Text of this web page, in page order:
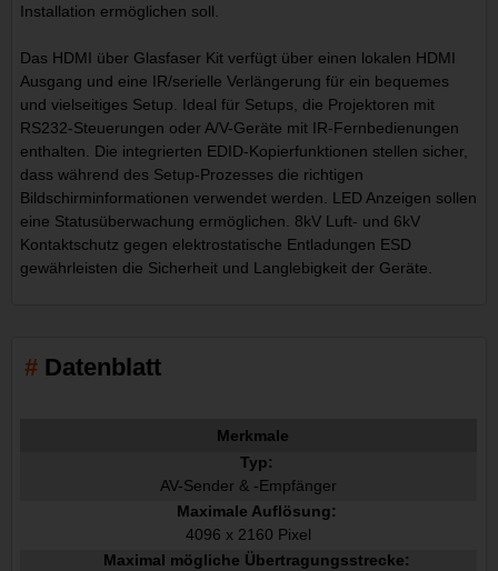
Installation ermöglichen soll.
Das HDMI über Glasfaser Kit verfügt über einen lokalen HDMI
Ausgang und eine IR/serielle Verlängerung für ein bequemes
und vielseitiges Setup. Ideal für Setups, die Projektoren mit
RS232-Steuerungen oder A/V-Geräte mit IR-Fernbedienungen
enthalten. Die integrierten EDID-Kopierfunktionen stellen sicher,
dass während des Setup-Prozesses die richtigen
Bildschirminformationen verwendet werden. LED Anzeigen sollen
eine Statusüberwachung ermöglichen. 8kV Luft- und 6kV
Kontaktschutz gegen elektrostatische Entladungen ESD
gewährleisten die Sicherheit und Langlebigkeit der Geräte.
Datenblatt
Merkmale
Typ:
AV-Sender & -Empfänger
Maximale Auflösung:
4096 x 2160 Pixel
Maximal mögliche Übertragungsstrecke: